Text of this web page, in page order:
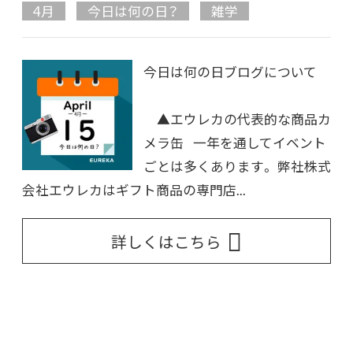
4月 今日は何の日？ 雑学
今日は何の日ブログについて
▲エウレカの代表的な商品カ
メラ缶 一年を通してイベント
ごとは多くあります。 弊社株式
会社エウレカはギフト商品の専門店...
詳しくはこちら